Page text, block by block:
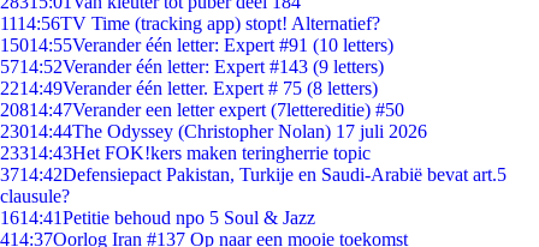
1114:56TV Time (tracking app) stopt! Alternatief?
15014:55Verander één letter: Expert #91 (10 letters)
5714:52Verander één letter: Expert #143 (9 letters)
2214:49Verander één letter. Expert # 75 (8 letters)
20814:47Verander een letter expert (7lettereditie) #50
23014:44The Odyssey (Christopher Nolan) 17 juli 2026
23314:43Het FOK!kers maken teringherrie topic
3714:42Defensiepact Pakistan, Turkije en Saudi-Arabië bevat art.5
clausule?
1614:41Petitie behoud npo 5 Soul & Jazz
414:37Oorlog Iran #137 Op naar een mooie toekomst